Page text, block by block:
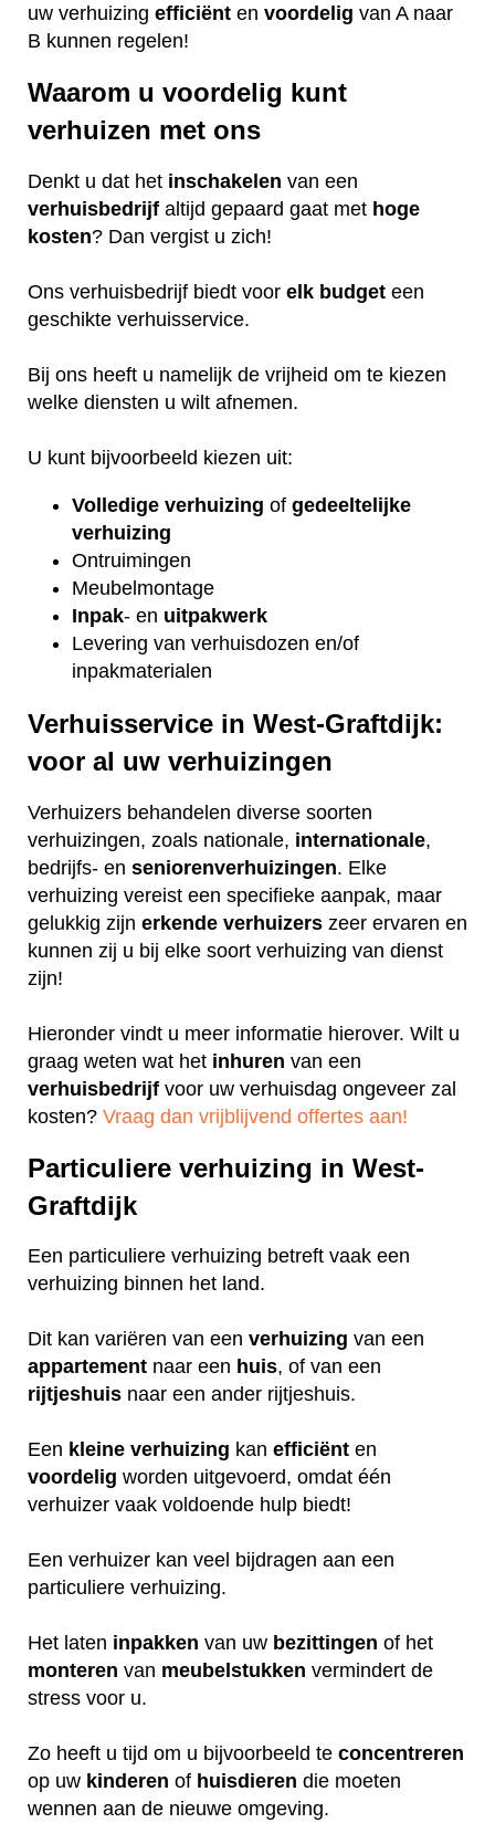
uw verhuizing efficiënt en voordelig van A naar
B kunnen regelen!
Waarom u voordelig kunt
verhuizen met ons
Denkt u dat het inschakelen van een
verhuisbedrijf altijd gepaard gaat met hoge
kosten? Dan vergist u zich!
Ons verhuisbedrijf biedt voor elk budget een
geschikte verhuisservice.
Bij ons heeft u namelijk de vrijheid om te kiezen
welke diensten u wilt afnemen.
U kunt bijvoorbeeld kiezen uit:
Volledige verhuizing of gedeeltelijke
verhuizing
Ontruimingen
Meubelmontage
Inpak- en uitpakwerk
Levering van verhuisdozen en/of
inpakmaterialen
Verhuisservice in West-Graftdijk:
voor al uw verhuizingen
Verhuizers behandelen diverse soorten
verhuizingen, zoals nationale, internationale,
bedrijfs- en seniorenverhuizingen. Elke
verhuizing vereist een specifieke aanpak, maar
gelukkig zijn erkende verhuizers zeer ervaren en
kunnen zij u bij elke soort verhuizing van dienst
zijn!
Hieronder vindt u meer informatie hierover. Wilt u
graag weten wat het inhuren van een
verhuisbedrijf voor uw verhuisdag ongeveer zal
kosten? Vraag dan vrijblijvend offertes aan!
Particuliere verhuizing in West-
Graftdijk
Een particuliere verhuizing betreft vaak een
verhuizing binnen het land.
Dit kan variëren van een verhuizing van een
appartement naar een huis, of van een
rijtjeshuis naar een ander rijtjeshuis.
Een kleine verhuizing kan efficiënt en
voordelig worden uitgevoerd, omdat één
verhuizer vaak voldoende hulp biedt!
Een verhuizer kan veel bijdragen aan een
particuliere verhuizing.
Het laten inpakken van uw bezittingen of het
monteren van meubelstukken vermindert de
stress voor u.
Zo heeft u tijd om u bijvoorbeeld te concentreren
op uw kinderen of huisdieren die moeten
wennen aan de nieuwe omgeving.